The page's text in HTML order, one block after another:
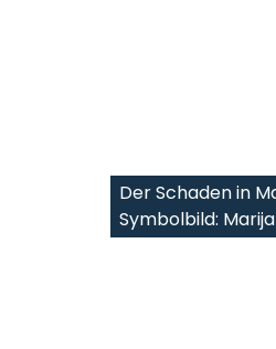
Der Schaden in
Symbolbild: